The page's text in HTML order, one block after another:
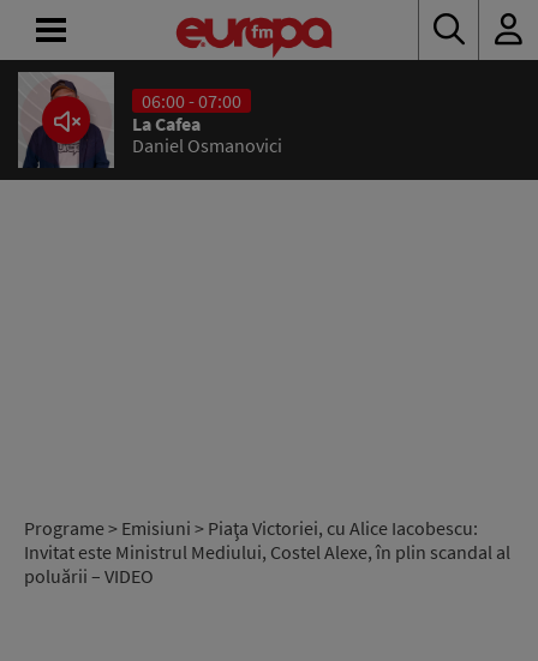
06:00 - 07:00
La Cafea
Daniel Osmanovici
Programe> Emisiuni > Piaţa Victoriei, cu Alice Iacobescu:
Invitat este Ministrul Mediului, Costel Alexe, în plin scandal al
poluării – VIDEO
ACASĂ
ȘTIRI